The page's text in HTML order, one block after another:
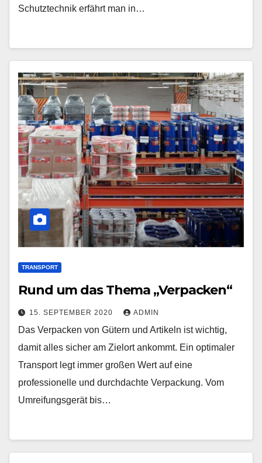
Schutztechnik erfährt man in…
TRANSPORT
Rund um das Thema „Verpacken“
15. SEPTEMBER 2020 ADMIN
Das Verpacken von Gütern und Artikeln ist wichtig,
damit alles sicher am Zielort ankommt. Ein optimaler
Transport legt immer großen Wert auf eine
professionelle und durchdachte Verpackung. Vom
Umreifungsgerät bis…